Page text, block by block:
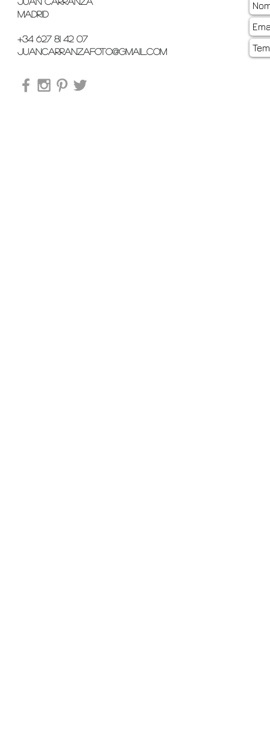
Madrid
+34 627 81 42 07
juancarranzafoto@gmail.com